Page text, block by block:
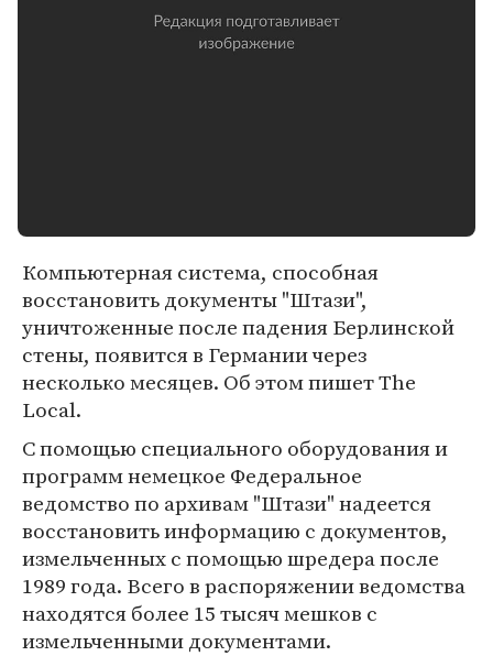
Компьютерная система, способная
восстановить документы "Штази",
уничтоженные после падения Берлинской
стены, появится в Германии через
несколько месяцев. Об этом пишет The
Local.
С помощью специального оборудования и
программ немецкое Федеральное
ведомство по архивам "Штази" надеется
восстановить информацию с документов,
измельченных с помощью шредера после
1989 года. Всего в распоряжении ведомства
находятся более 15 тысяч мешков с
измельченными документами.